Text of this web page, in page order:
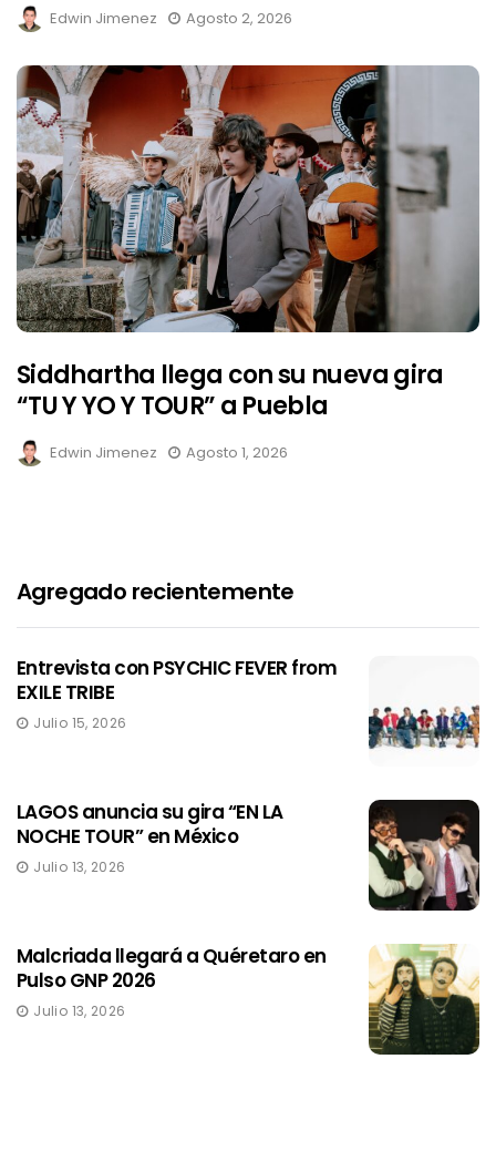
Edwin Jimenez Agosto 2, 2026
Siddhartha llega con su nueva gira
“TU Y YO Y TOUR” a Puebla
Edwin Jimenez Agosto 1, 2026
Agregado recientemente
Entrevista con PSYCHIC FEVER from
EXILE TRIBE
Julio 15, 2026
LAGOS anuncia su gira “EN LA
NOCHE TOUR” en México
Julio 13, 2026
Malcriada llegará a Quéretaro en
Pulso GNP 2026
Julio 13, 2026